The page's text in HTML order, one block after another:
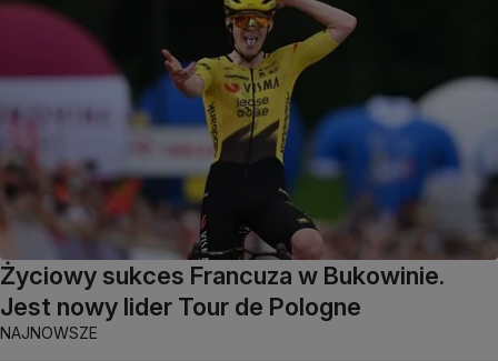
Życiowy sukces Francuza w Bukowinie.
Jest nowy lider Tour de Pologne
NAJNOWSZE